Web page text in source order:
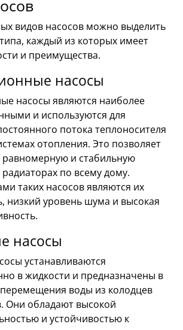
видов насосов можно выделить
каждый из которых имеет
и преимущества.
насосы
насосы являются наиболее
и используются для
потока теплоносителя
отопления. Это позволяет
и стабильную
по всему дому.
таких насосов являются их
низкий уровень шума и высокая
насосы
устанавливаются
в жидкости и предназначены в
воды из колодцев
Они обладают высокой
и устойчивостью к